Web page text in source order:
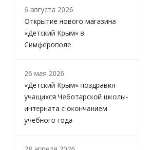
6 августа 2026
Открытие нового магазина
«Детский Крым» в
Симферополе
26 мая 2026
«Детский Крым» поздравил
учащихся Чеботарской школы-
интерната с окончанием
учебного года